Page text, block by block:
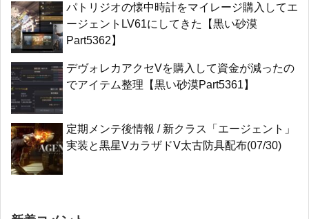
パトリジオの懐中時計をマイレージ購入してエ
ージェントLV61にしてきた【黒い砂漠
Part5362】
デヴォレカアクセVを購入して資金が減ったの
でアイテム整理【黒い砂漠Part5361】
定期メンテ後情報 / 新クラス「エージェント」
実装と黒星VカラザドV太古防具配布(07/30)